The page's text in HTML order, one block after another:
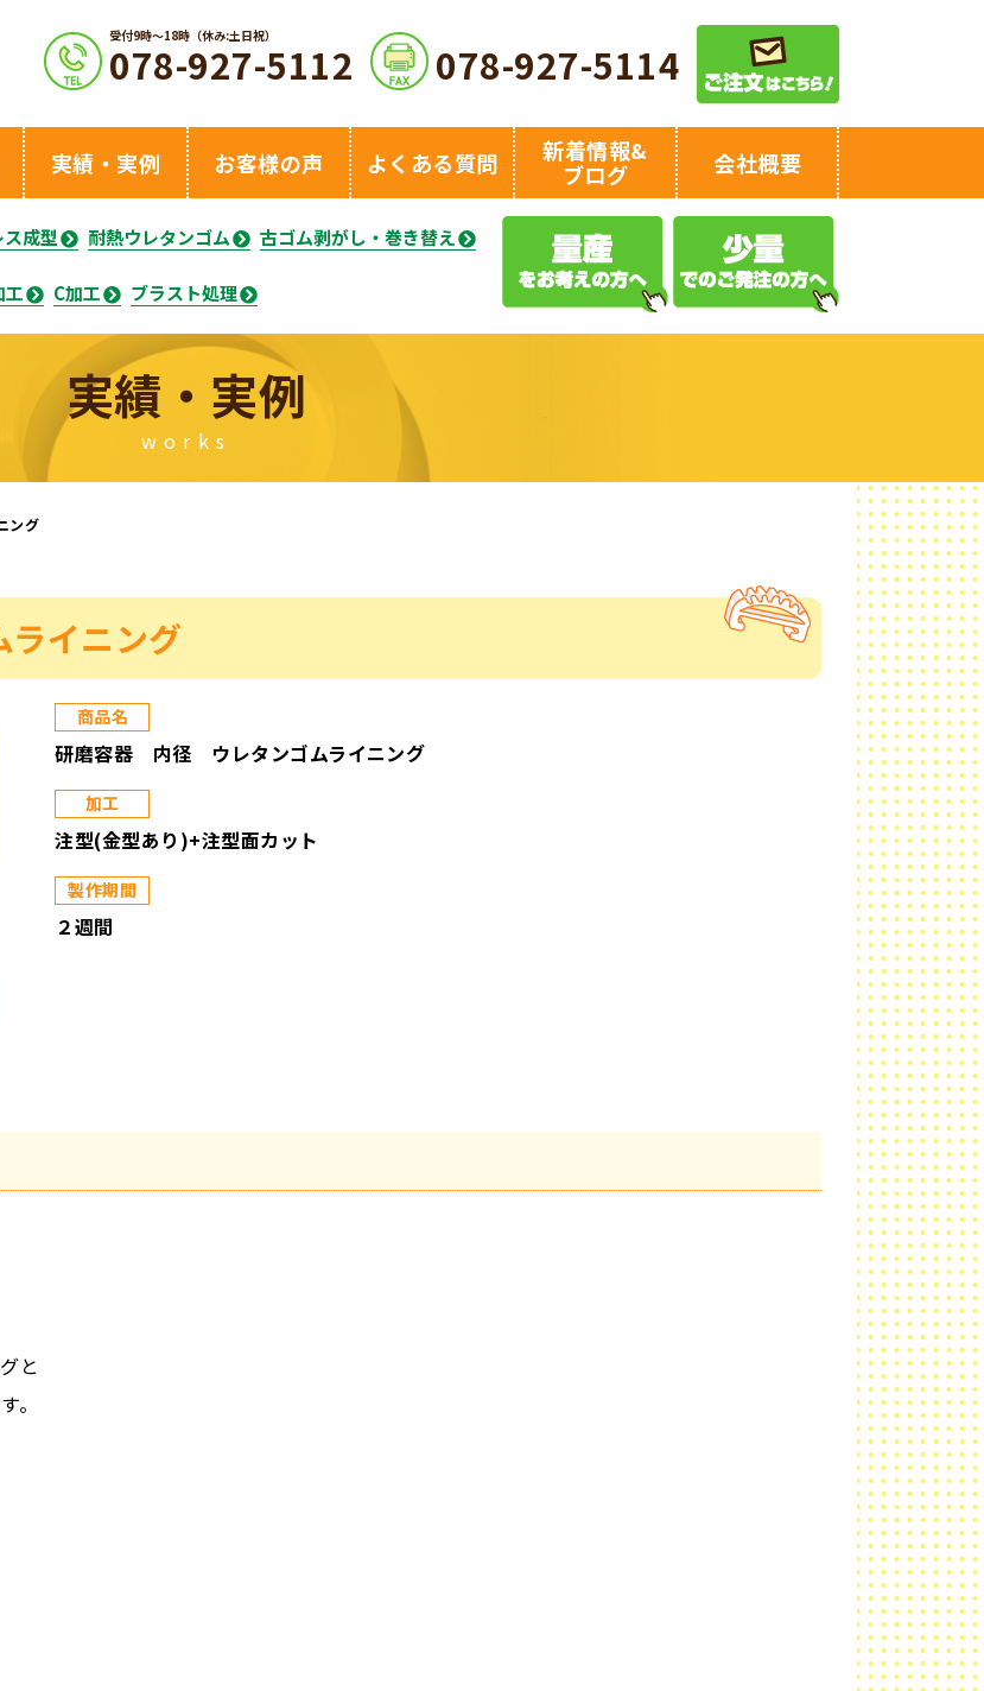
受付9時〜18時（休み:土日祝）
078-927-5112 078-927-5114
実績・実例 お客様の声 よくある質問
新着情報&
ブログ
会社概要
成型 耐熱ウレタンゴム 古ゴム剥がし・巻き替え
工 C加工 ブラスト処理
実績・実例
works
ング
イニング
商品名
研磨容器 内径 ウレタンゴムライニング
加工
注型(金型あり)+注型面カット
製作期間
２週間
と
。